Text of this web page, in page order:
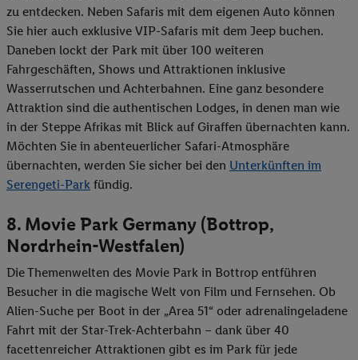
zu entdecken. Neben Safaris mit dem eigenen Auto können
Sie hier auch exklusive VIP-Safaris mit dem Jeep buchen.
Daneben lockt der Park mit über 100 weiteren
Fahrgeschäften, Shows und Attraktionen inklusive
Wasserrutschen und Achterbahnen. Eine ganz besondere
Attraktion sind die authentischen Lodges, in denen man wie
in der Steppe Afrikas mit Blick auf Giraffen übernachten kann.
Möchten Sie in abenteuerlicher Safari-Atmosphäre
übernachten, werden Sie sicher bei den Unterkünften im
Serengeti-Park fündig.
8. Movie Park Germany (Bottrop,
Nordrhein-Westfalen)
Die Themenwelten des Movie Park in Bottrop entführen
Besucher in die magische Welt von Film und Fernsehen. Ob
Alien-Suche per Boot in der „Area 51“ oder adrenalingeladene
Fahrt mit der Star-Trek-Achterbahn – dank über 40
facettenreicher Attraktionen gibt es im Park für jede